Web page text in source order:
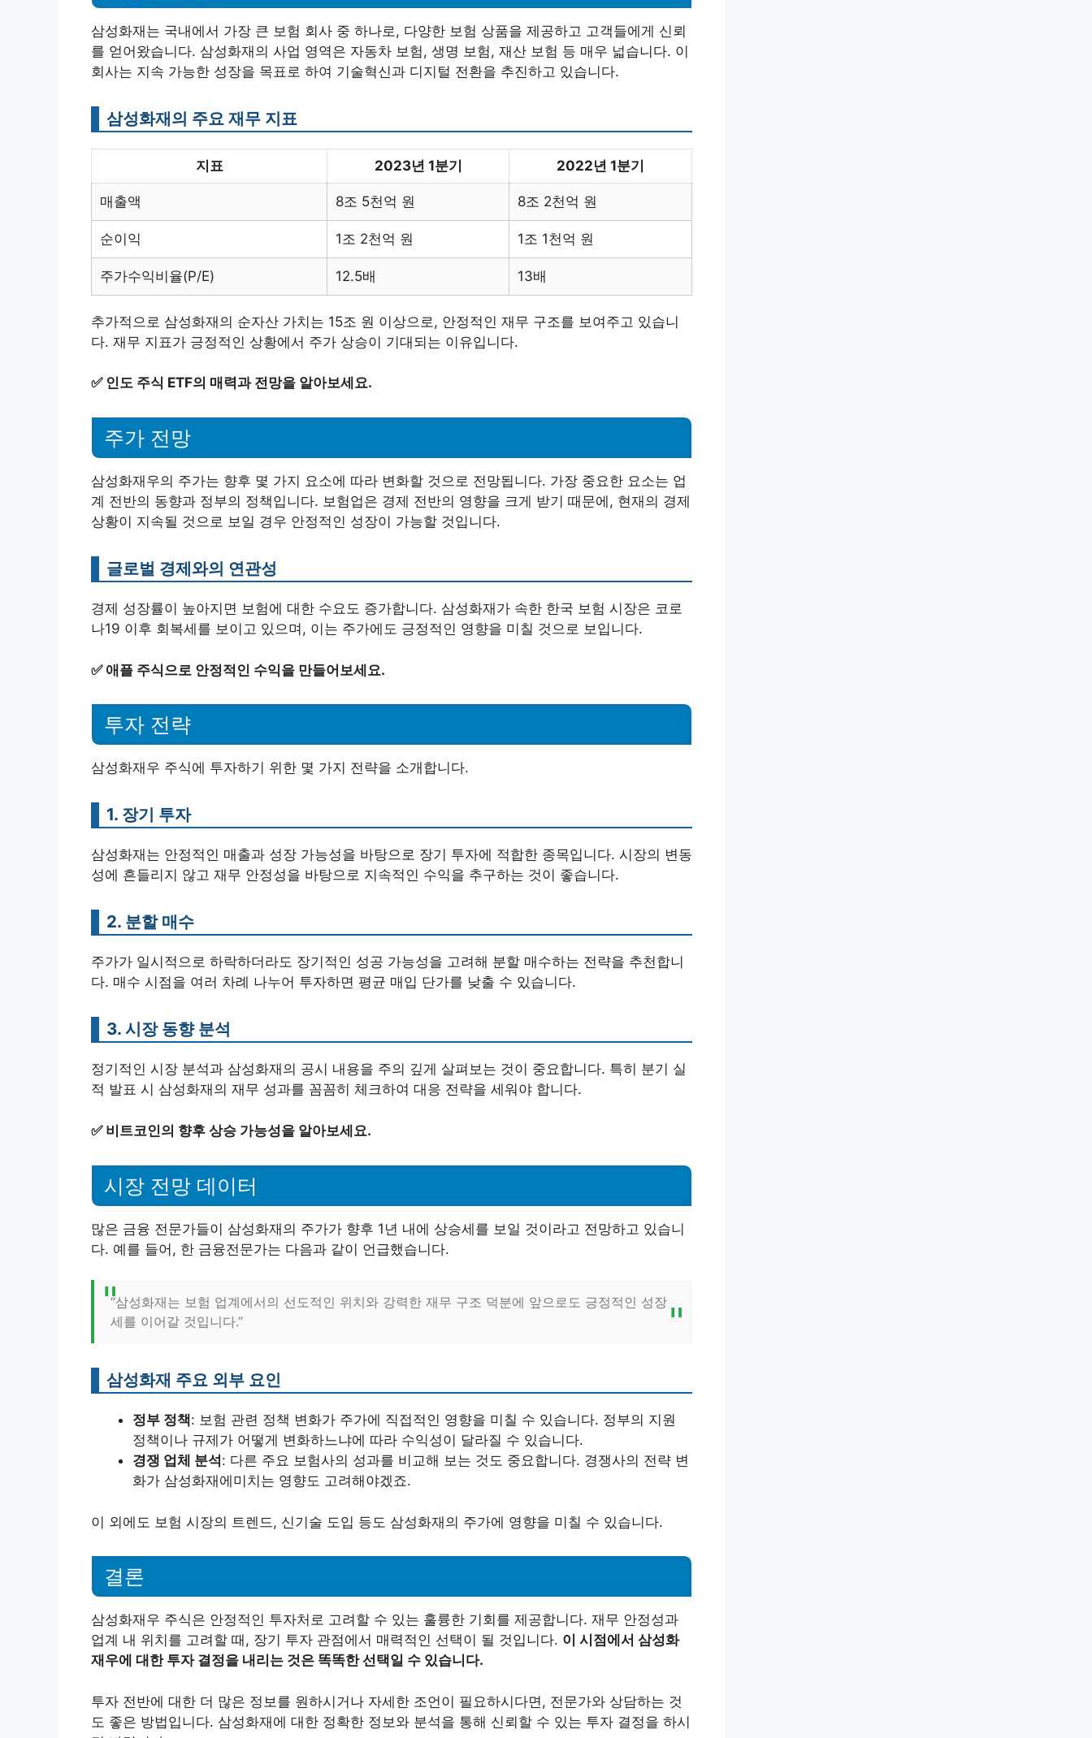
삼성화재는 국내에서 가장 큰 보험 회사 중 하나로, 다양한 보험 상품을 제공하고 고객들에게 신뢰
를 얻어왔습니다. 삼성화재의 사업 영역은 자동차 보험, 생명 보험, 재산 보험 등 매우 넓습니다. 이
회사는 지속 가능한 성장을 목표로 하여 기술혁신과 디지털 전환을 추진하고 있습니다.
삼성화재의 주요 재무 지표
지표 2023년 1분기 2022년 1분기
매출액 8조 5천억 원 8조 2천억 원
순이익 1조 2천억 원 1조 1천억 원
주가수익비율(P/E) 12.5배 13배
추가적으로 삼성화재의 순자산 가치는 15조 원 이상으로, 안정적인 재무 구조를 보여주고 있습니
다. 재무 지표가 긍정적인 상황에서 주가 상승이 기대되는 이유입니다.
✅ 인도 주식 ETF의 매력과 전망을 알아보세요.
주가 전망
삼성화재우의 주가는 향후 몇 가지 요소에 따라 변화할 것으로 전망됩니다. 가장 중요한 요소는 업
계 전반의 동향과 정부의 정책입니다. 보험업은 경제 전반의 영향을 크게 받기 때문에, 현재의 경제
상황이 지속될 것으로 보일 경우 안정적인 성장이 가능할 것입니다.
글로벌 경제와의 연관성
경제 성장률이 높아지면 보험에 대한 수요도 증가합니다. 삼성화재가 속한 한국 보험 시장은 코로
나19 이후 회복세를 보이고 있으며, 이는 주가에도 긍정적인 영향을 미칠 것으로 보입니다.
✅ 애플 주식으로 안정적인 수익을 만들어보세요.
투자 전략
삼성화재우 주식에 투자하기 위한 몇 가지 전략을 소개합니다.
1. 장기 투자
삼성화재는 안정적인 매출과 성장 가능성을 바탕으로 장기 투자에 적합한 종목입니다. 시장의 변동
성에 흔들리지 않고 재무 안정성을 바탕으로 지속적인 수익을 추구하는 것이 좋습니다.
2. 분할 매수
주가가 일시적으로 하락하더라도 장기적인 성공 가능성을 고려해 분할 매수하는 전략을 추천합니
다. 매수 시점을 여러 차례 나누어 투자하면 평균 매입 단가를 낮출 수 있습니다.
3. 시장 동향 분석
정기적인 시장 분석과 삼성화재의 공시 내용을 주의 깊게 살펴보는 것이 중요합니다. 특히 분기 실
적 발표 시 삼성화재의 재무 성과를 꼼꼼히 체크하여 대응 전략을 세워야 합니다.
✅ 비트코인의 향후 상승 가능성을 알아보세요.
시장 전망 데이터
많은 금융 전문가들이 삼성화재의 주가가 향후 1년 내에 상승세를 보일 것이라고 전망하고 있습니
다. 예를 들어, 한 금융전문가는 다음과 같이 언급했습니다.
“삼성화재는 보험 업계에서의 선도적인 위치와 강력한 재무 구조 덕분에 앞으로도 긍정적인 성장
세를 이어갈 것입니다.”
삼성화재 주요 외부 요인
정부 정책: 보험 관련 정책 변화가 주가에 직접적인 영향을 미칠 수 있습니다. 정부의 지원
정책이나 규제가 어떻게 변화하느냐에 따라 수익성이 달라질 수 있습니다.
경쟁 업체 분석 : 다른 주요 보험사의 성과를 비교해 보는 것도 중요합니다. 경쟁사의 전략 변
화가 삼성화재에미치는 영향도 고려해야겠죠.
이 외에도 보험 시장의 트렌드, 신기술 도입 등도 삼성화재의 주가에 영향을 미칠 수 있습니다.
결론
삼성화재우 주식은 안정적인 투자처로 고려할 수 있는 훌륭한 기회를 제공합니다. 재무 안정성과
업계 내 위치를 고려할 때, 장기 투자 관점에서 매력적인 선택이 될 것입니다. 이 시점에서 삼성화
재우에 대한 투자 결정을 내리는 것은 똑똑한 선택일 수 있습니다.
투자 전반에 대한 더 많은 정보를 원하시거나 자세한 조언이 필요하시다면, 전문가와 상담하는 것
도 좋은 방법입니다. 삼성화재에 대한 정확한 정보와 분석을 통해 신뢰할 수 있는 투자 결정을 하시